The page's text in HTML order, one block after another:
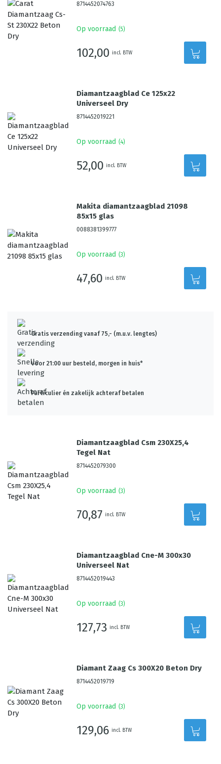
8714452074763
Op voorraad (5)
102,00 incl. BTW
Diamantzaagblad Ce 125x22
Universeel Dry
8714452019221
Op voorraad (4)
52,00 incl. BTW
Makita diamantzaagblad 21098
85x15 glas
0088381399777
Op voorraad (3)
47,60 incl. BTW
Gratis verzending vanaf 75,- (m.u.v. lengtes)
Voor 21:00 uur besteld, morgen in huis*
Particulier én zakelijk achteraf betalen
Diamantzaagblad Csm 230X25,4
Tegel Nat
8714452079300
Op voorraad (3)
70,87 incl. BTW
Diamantzaagblad Cne-M 300x30
Universeel Nat
8714452019443
Op voorraad (3)
127,73 incl. BTW
Diamant Zaag Cs 300X20 Beton Dry
8714452019719
Op voorraad (3)
129,06 incl. BTW